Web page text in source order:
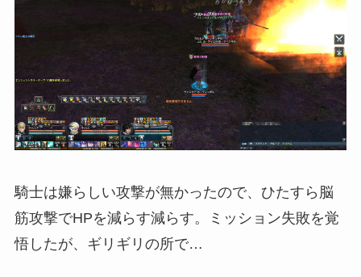
騎士は嫌らしい攻撃が無かったので、ひたすら脳
筋攻撃でHPを減らす減らす。ミッション失敗を覚
悟したが、ギリギリの所で…